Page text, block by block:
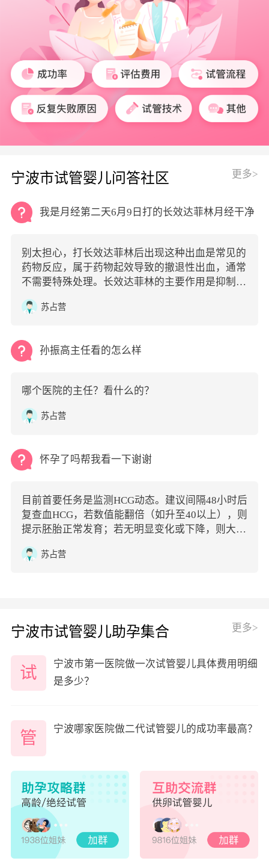
宁波市试管婴儿问答社区 更多>
我是月经第二天6月9日打的长效达菲林月经干净
别太担心，打长效达菲林后出现这种出血是常见的
药物反应，属于药物起效导致的撤退性出血，通常
不需要特殊处理。长效达菲林的主要作用是抑制排
卵、降低体内雌激素水平，让卵巢和子宫内膜得到
休息。在注射后的1-2周内，随着体内激素水平的
引起类似月经的出血。
苏占营
孙振高主任看的怎么样
哪个医院的主任？看什么的？
苏占营
怀孕了吗帮我看一下谢谢
目前首要任务是监测HCG动态。建议间隔48小时后
复查血HCG，若数值能翻倍（如升至40以上），则
提示胚胎正常发育；若无明显变化或下降，则大概
率是药物代谢完毕。
苏占营
宁波市试管婴儿助孕集合 更多>
试
宁波市第一医院做一次试管婴儿具体费用明细
是多少？
管 宁波哪家医院做二代试管婴儿的成功率最高？